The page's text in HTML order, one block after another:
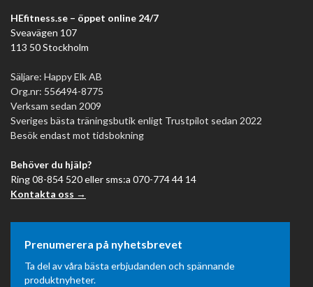
HEfitness.se – öppet online 24/7
Sveavägen 107
113 50 Stockholm
Säljare: Happy Elk AB
Org.nr: 556494-8775
Verksam sedan 2009
Sveriges bästa träningsbutik enligt Trustpilot sedan 2022
Besök endast mot tidsbokning
Behöver du hjälp?
Ring 08-854 520 eller sms:a 070-774 44 14
Kontakta oss →
Prenumerera på nyhetsbrevet
Ta del av våra bästa erbjudanden och spännande
produktnyheter.